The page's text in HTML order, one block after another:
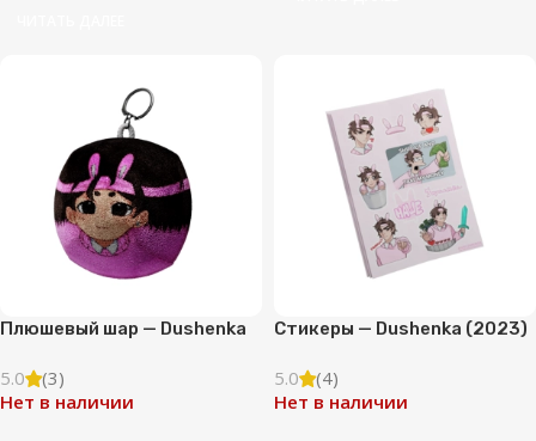
Плюшевый шар — Dushenka
5.0
(3)
Нет в наличии
Стикеры — Dushenka (2023)
5.0
(4)
Нет в наличии